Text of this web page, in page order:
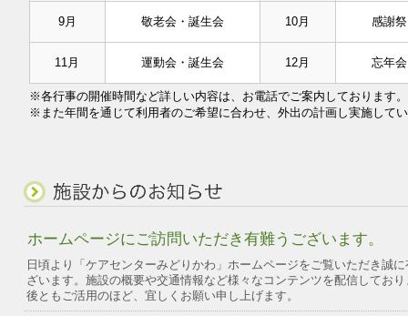
9月 敬老会・誕生会 10月 感謝
11月 運動会・誕生会 12月 忘年
※各行事の開催時間など詳しい内容は、お電話でご案内しております。
※また年間を通じて利用者のご希望に合わせ、外出の計画し実施して